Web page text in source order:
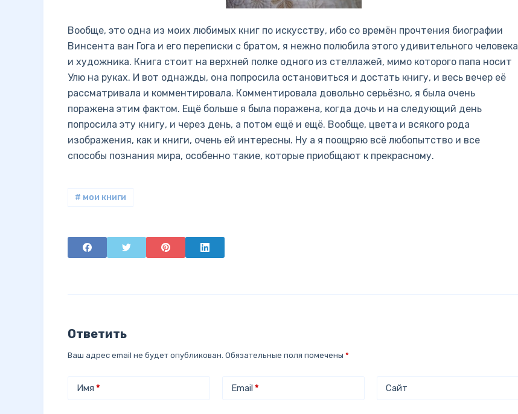
Вообще, это одна из моих любимых книг по искусству, ибо со времён прочтения биографии
Винсента ван Гога и его переписки с братом, я нежно полюбила этого удивительного человека
и художника. Книга стоит на верхней полке одного из стеллажей, мимо которого папа носит
Улю на руках. И вот однажды, она попросила остановиться и достать книгу, и весь вечер её
рассматривала и комментировала. Комментировала довольно серьёзно, я была очень
поражена этим фактом. Ещё больше я была поражена, когда дочь и на следующий день
попросила эту книгу, и через день, а потом ещё и ещё. Вообще, цвета и всякого рода
изображения, как и книги, очень ей интересны. Ну а я поощряю всё любопытство и все
способы познания мира, особенно такие, которые приобщают к прекрасному.
# мои книги
Ответить
Ваш адрес email не будет опубликован. Обязательные поля помечены *
Имя * Email * Сайт